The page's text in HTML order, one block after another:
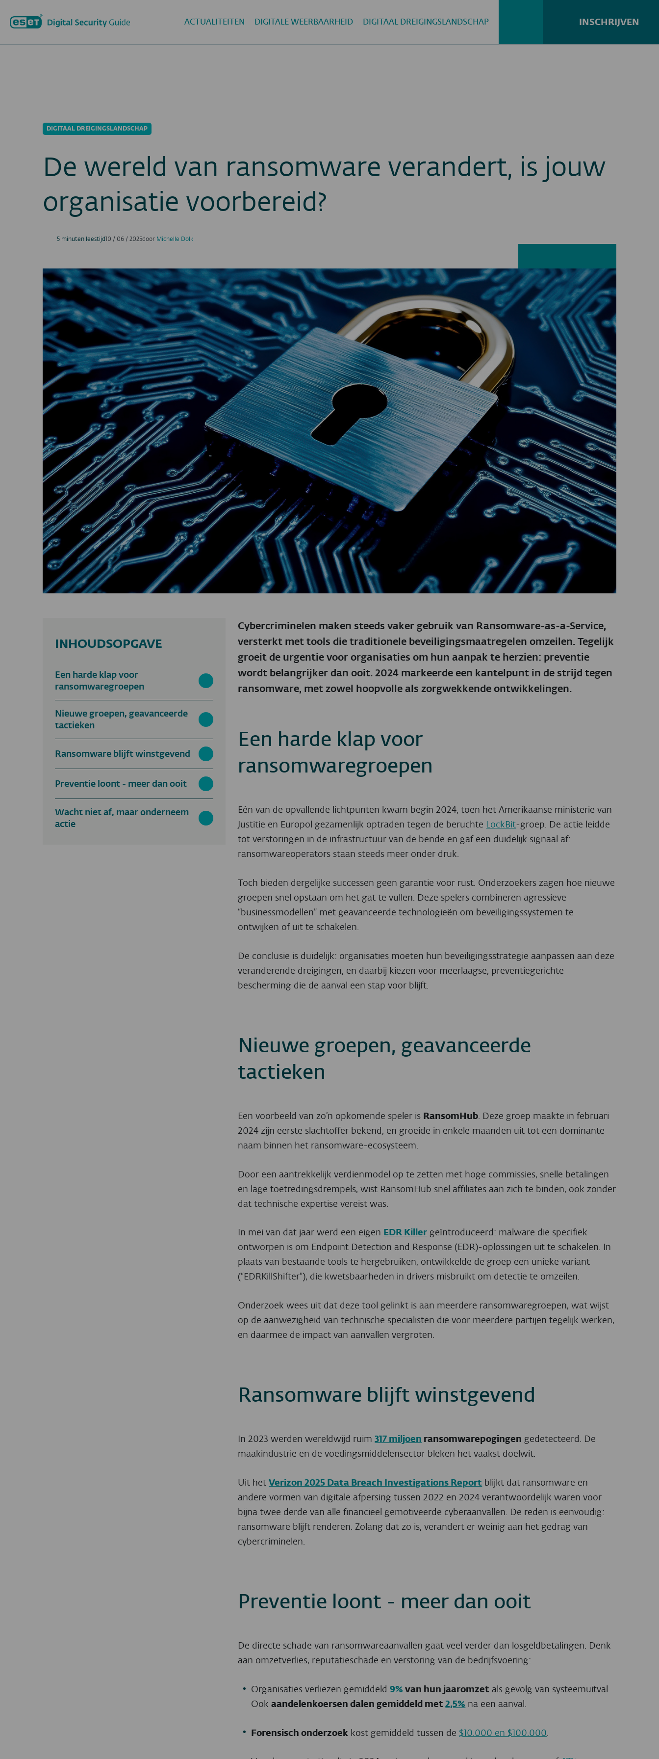
ACTUALITEITEN DIGITALE WEERBAARHEID DIGITAAL DREIGINGSLANDSCHAP INSCHRIJVEN
DIGITAAL DREIGINGSLANDSCHAP
De wereld van ransomware verandert, is jouw
organisatie voorbereid?
5 minuten leestijd10 / 06 / 2025door Michelle Dolk
INHOUDSOPGAVE
Een harde klap voor
ransomwaregroepen
Nieuwe groepen, geavanceerde
tactieken
Ransomware blijft winstgevend
Preventie loont - meer dan ooit
Wacht niet af, maar onderneem
actie
Cybercriminelen maken steeds vaker gebruik van Ransomware-as-a-Service,
versterkt met tools die traditionele beveiligingsmaatregelen omzeilen. Tegelijk
groeit de urgentie voor organisaties om hun aanpak te herzien: preventie
wordt belangrijker dan ooit. 2024 markeerde een kantelpunt in de strijd tegen
ransomware, met zowel hoopvolle als zorgwekkende ontwikkelingen.
Een harde klap voor
ransomwaregroepen
Eén van de opvallende lichtpunten kwam begin 2024, toen het Amerikaanse ministerie van
Justitie en Europol gezamenlijk optraden tegen de beruchte LockBit-groep. De actie leidde
tot verstoringen in de infrastructuur van de bende en gaf een duidelijk signaal af:
ransomwareoperators staan steeds meer onder druk.
Toch bieden dergelijke successen geen garantie voor rust. Onderzoekers zagen hoe nieuwe
groepen snel opstaan om het gat te vullen. Deze spelers combineren agressieve
“businessmodellen” met geavanceerde technologieën om beveiligingssystemen te
ontwijken of uit te schakelen.
De conclusie is duidelijk: organisaties moeten hun beveiligingsstrategie aanpassen aan deze
veranderende dreigingen, en daarbij kiezen voor meerlaagse, preventiegerichte
bescherming die de aanval een stap voor blijft.
Nieuwe groepen, geavanceerde
tactieken
Een voorbeeld van zo’n opkomende speler is RansomHub . Deze groep maakte in februari
2024 zijn eerste slachtoffer bekend, en groeide in enkele maanden uit tot een dominante
naam binnen het ransomware-ecosysteem.
Door een aantrekkelijk verdienmodel op te zetten met hoge commissies, snelle betalingen
en lage toetredingsdrempels, wist RansomHub snel affiliates aan zich te binden, ook zonder
dat technische expertise vereist was.
In mei van dat jaar werd een eigen EDR Killer geïntroduceerd: malware die specifiek
ontworpen is om Endpoint Detection and Response (EDR)-oplossingen uit te schakelen. In
plaats van bestaande tools te hergebruiken, ontwikkelde de groep een unieke variant
(“EDRKillShifter”), die kwetsbaarheden in drivers misbruikt om detectie te omzeilen.
Onderzoek wees uit dat deze tool gelinkt is aan meerdere ransomwaregroepen, wat wijst
op de aanwezigheid van technische specialisten die voor meerdere partijen tegelijk werken,
en daarmee de impact van aanvallen vergroten.
Ransomware blijft winstgevend
In 2023 werden wereldwijd ruim317 miljoen ransomwarepogingen gedetecteerd. De
maakindustrie en de voedingsmiddelensector bleken het vaakst doelwit.
Uit hetVerizon 2025 Data Breach Investigations Report blijkt dat ransomware en
andere vormen van digitale afpersing tussen 2022 en 2024 verantwoordelijk waren voor
bijna twee derde van alle financieel gemotiveerde cyberaanvallen. De reden is eenvoudig:
ransomware blijft renderen. Zolang dat zo is, verandert er weinig aan het gedrag van
cybercriminelen.
Preventie loont - meer dan ooit
De directe schade van ransomwareaanvallen gaat veel verder dan losgeldbetalingen. Denk
aan omzetverlies, reputatieschade en verstoring van de bedrijfsvoering:
Organisaties verliezen gemiddeld9% van hun jaaromzet als gevolg van systeemuitval.
Ookaandelenkoersen dalen gemiddeld met2,5% na een aanval.
Forensisch onderzoek kost gemiddeld tussen de $10.000 en $100.000